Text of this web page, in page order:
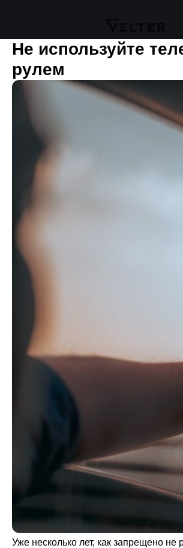
Не используйте
рулем
Уже несколько лет, как запрещено не